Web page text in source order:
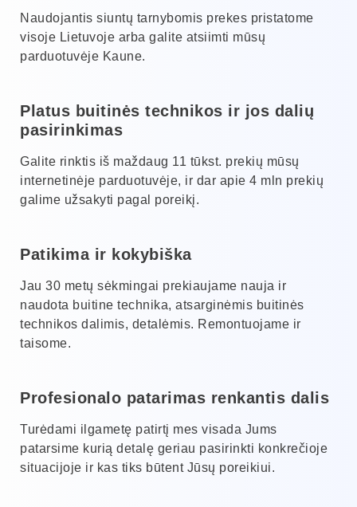
Naudojantis siuntų tarnybomis prekes pristatome
visoje Lietuvoje arba galite atsiimti mūsų
parduotuvėje Kaune.
Platus buitinės technikos ir jos dalių
pasirinkimas
Galite rinktis iš maždaug 11 tūkst. prekių mūsų
internetinėje parduotuvėje, ir dar apie 4 mln prekių
galime užsakyti pagal poreikį.
Patikima ir kokybiška
Jau 30 metų sėkmingai prekiaujame nauja ir
naudota buitine technika, atsarginėmis buitinės
technikos dalimis, detalėmis. Remontuojame ir
taisome.
Profesionalo patarimas renkantis dalis
Turėdami ilgametę patirtį mes visada Jums
patarsime kurią detalę geriau pasirinkti konkrečioje
situacijoje ir kas tiks būtent Jūsų poreikiui.